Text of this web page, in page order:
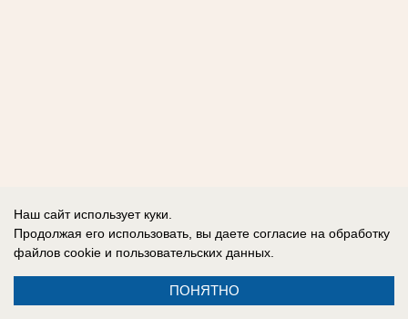
Наш сайт использует куки.
Продолжая его использовать, вы даете согласие на обработку
файлов cookie и пользовательских данных.
ПОНЯТНО